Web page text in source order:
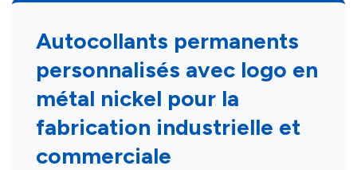
Autocollants permanents
personnalisés avec logo en
métal nickel pour la
fabrication industrielle et
commerciale